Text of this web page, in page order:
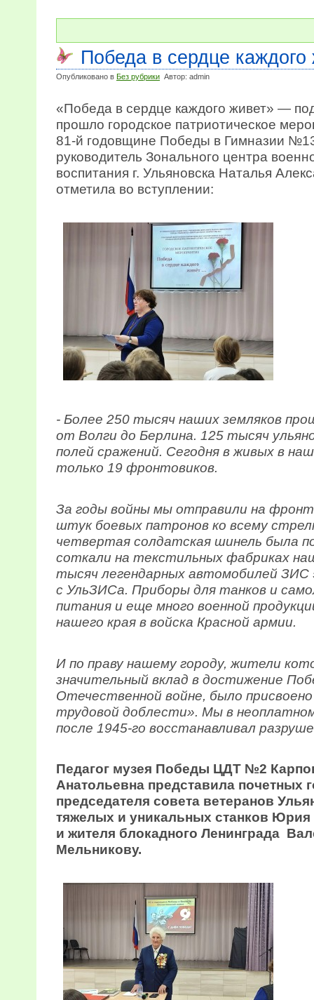
Победа в сердце каждого
Опубликовано в Без рубрики Автор: admin
«Победа в сердце каждого живет» —
прошло городское патриотическое
81-й годовщине Победы в Гимназии
руководитель Зонального центра
воспитания г. Ульяновска Наталья
отметила во вступлении:
- Более 250 тысяч наших земляков
от Волги до Берлина. 125 тысяч
полей сражений. Сегодня в живых в
только 19 фронтовиков.
За годы войны мы отправили на
штук боевых патронов ко всему
четвертая солдатская шинель была
соткали на текстильных фабриках
тысяч легендарных автомобилей
с УльЗИСа. Приборы для танков и
питания и еще много военной
нашего края в войска Красной армии.
И по праву нашему городу, жители
значительный вклад в достижение
Отечественной войне, было
трудовой доблести». Мы в
после 1945-го восстанавливал
Педагог музея Победы ЦДТ №2
Анатольевна представила почетных
председателя совета ветеранов
тяжелых и уникальных станков
и жителя блокадного Ленинграда
Мельникову.